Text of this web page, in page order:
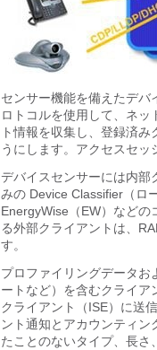
センサー機能を備えたデ
ロトコルを使用して、ネ
ト情報を収集し、登録済
うにします。アクセスセッ
デバイスセンサーには内部
みの Device Classifier（ロ
EnergyWise（EW）など
る外部クライアントは、
す。
プロファイリングデータお
ートなど）を含むクライア
クライアント（ISE）に送
ント通知とアカウンティ
たことのないタイプ、長さ